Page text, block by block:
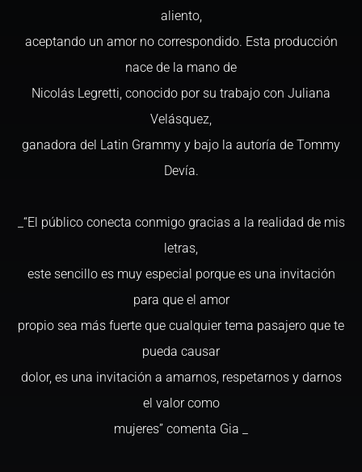
aliento,
aceptando un amor no correspondido. Esta producción
nace de la mano de
Nicolás Legretti, conocido por su trabajo con Juliana
Velásquez,
ganadora del Latin Grammy y bajo la autoría de Tommy
Devía.
_“El público conecta conmigo gracias a la realidad de mis
letras,
este sencillo es muy especial porque es una invitación
para que el amor
propio sea más fuerte que cualquier tema pasajero que te
pueda causar
dolor, es una invitación a amarnos, respetarnos y darnos
el valor como
mujeres” comenta Gia _